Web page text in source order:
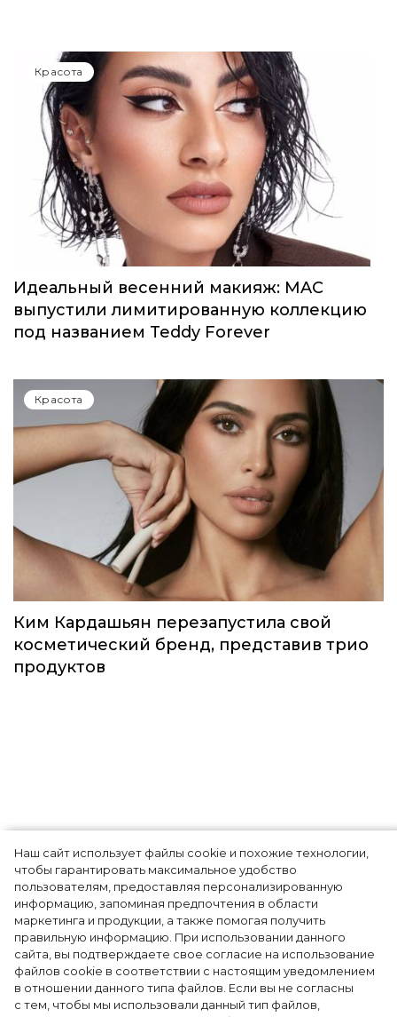
Наш сайт использует файлы cookie и похожие технологии,
чтобы гарантировать максимальное удобство
пользователям, предоставляя персонализированную
информацию, запоминая предпочтения в области
маркетинга и продукции, а также помогая получить
правильную информацию. При использовании данного
сайта, вы подтверждаете свое согласие на использование
файлов cookie в соответствии с настоящим уведомлением
в отношении данного типа файлов. Если вы не согласны
с тем, чтобы мы использовали данный тип файлов,
Селена Гомес выпустила первый аромат
от Rare Beauty
Красота
Идеальный весенний макияж: MAC
выпустили лимитированную коллекцию
под названием Teddy Forever
Красота
Ким Кардашьян перезапустила свой
косметический бренд, представив трио
продуктов